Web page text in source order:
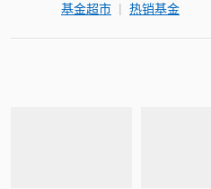
基金超市 | 热销基金